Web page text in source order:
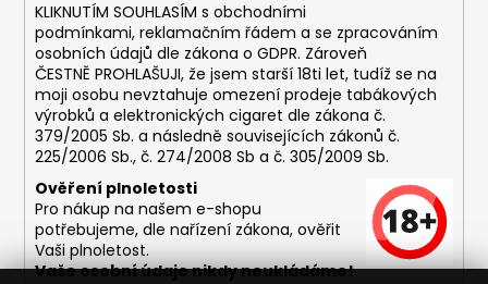
KLIKNUTÍM SOUHLASÍM s obchodními
podmínkami, reklamačním řádem a se zpracováním
osobních údajů dle zákona o GDPR. Zároveň
ČESTNĚ PROHLAŠUJI, že jsem starší 18ti let, tudíž se na
moji osobu nevztahuje omezení prodeje tabákových
výrobků a elektronických cigaret dle zákona č.
379/2005 Sb. a následně souvisejících zákonů č.
225/2006 Sb., č. 274/2008 Sb a č. 305/2009 Sb.
Ověření plnoletosti
Pro nákup na našem e-shopu
potřebujeme, dle nařízení zákona, ověřit
Vaši plnoletost.
Vaše osobní údaje nikdy neukládáme!